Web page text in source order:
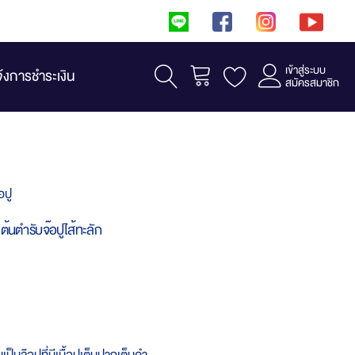
การชำระเงิน รถเข็น เข้าสู่ระบบ
สมัครสมาชิก
ปู
นตำรับจ๊อปูไส้ทะลัก